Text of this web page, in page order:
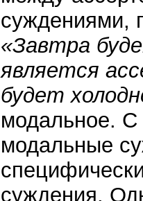
суждениями,
«Завтра
является
будет
модальное. С
модальные
суждения.